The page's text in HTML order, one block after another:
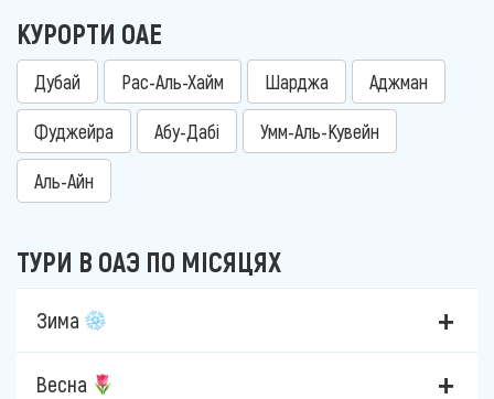
КУРОРТИ ОАЕ
Дубай Рас-Аль-Хайм Шарджа Аджман
Фуджейра Абу-Дабі Умм-Аль-Кувейн
Аль-Айн
ТУРИ В ОАЭ ПО МІСЯЦЯХ
Зима
Весна